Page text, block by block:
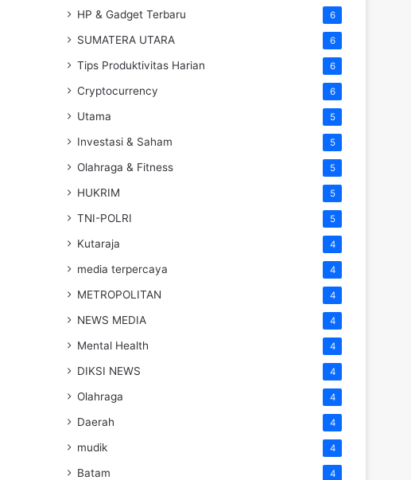
HP & Gadget Terbaru 6
SUMATERA UTARA 6
Tips Produktivitas Harian 6
Cryptocurrency 6
Utama 5
Investasi & Saham 5
Olahraga & Fitness 5
HUKRIM 5
TNI-POLRI 5
Kutaraja 4
media terpercaya 4
METROPOLITAN 4
NEWS MEDIA 4
Mental Health 4
DIKSI NEWS 4
Olahraga 4
Daerah 4
mudik 4
Batam 4